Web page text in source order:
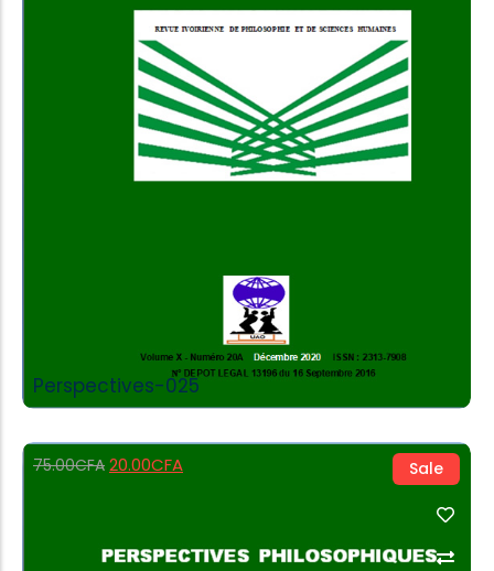
Perspectives-025
Add to Cart
Sale
75.00CFA 20.00CFA